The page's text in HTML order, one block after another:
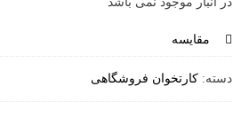
مقایسه
دسته: کارتخوان فروشگاهی